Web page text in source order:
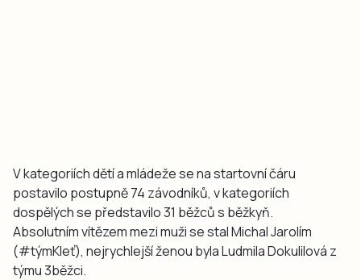
V kategoriích dětí a mládeže se na startovní čáru
postavilo postupně 74 závodníků, v kategoriích
dospělých se představilo 31 běžců s běžkyň.
Absolutním vítězem mezi muži se stal Michal Jarolím
(#týmKleť), nejrychlejší ženou byla Ludmila Dokulilová z
týmu 3běžci.